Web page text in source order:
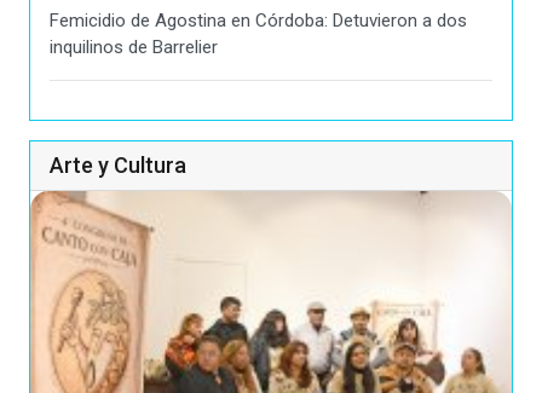
Femicidio de Agostina en Córdoba: Detuvieron a dos
inquilinos de Barrelier
Arte y Cultura